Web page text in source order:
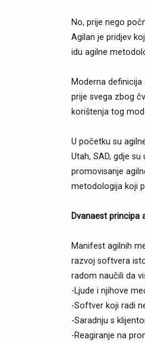
No, prije nego
Agilan je pridjev
idu agilne
Moderna
prije svega zbog
korištenja tog
U početku su
Utah, SAD, gdje
promovisanje
metodologija koji
Dvanaest principa
Manifest agilnih
razvoj softvera
radom naučili da
-Ljude i njihove
-Softver koji radi
-Saradnju s
-Reagiranje na